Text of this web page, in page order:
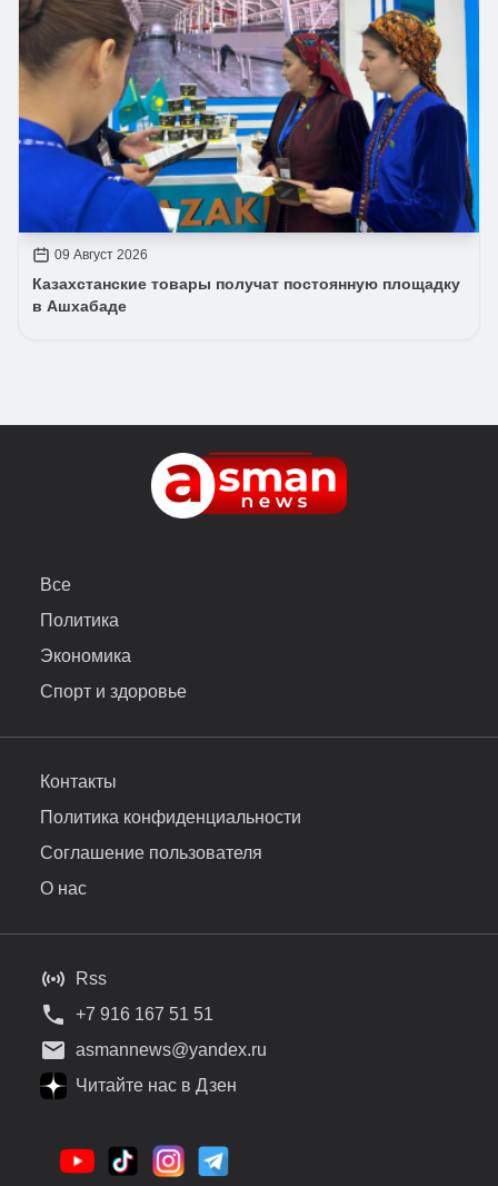
09 Август 2026
Казахстанские товары получат постоянную площадку
в Ашхабаде
Все
Политика
Экономика
Спорт и здоровье
Контакты
Политика конфиденциальности
Соглашение пользователя
О нас
Rss
+7 916 167 51 51
asmannews@yandex.ru
Читайте нас в Дзен